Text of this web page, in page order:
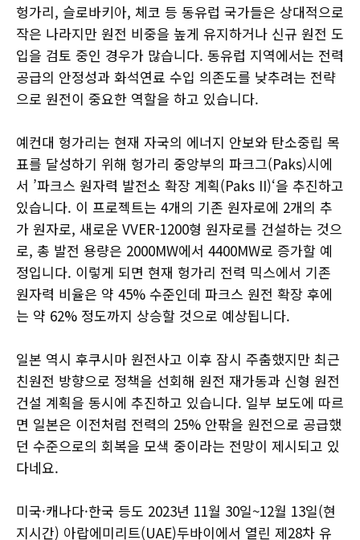
헝가리, 슬로바키아, 체코 등 동유럽 국가들은 상대적으로
작은 나라지만 원전 비중을 높게 유지하거나 신규 원전 도
입을 검토 중인 경우가 많습니다. 동유럽 지역에서는 전력
공급의 안정성과 화석연료 수입 의존도를 낮추려는 전략
으로 원전이 중요한 역할을 하고 있습니다.
예컨대 헝가리는 현재 자국의 에너지 안보와 탄소중립 목
표를 달성하기 위해 헝가리 중앙부의 파크그(Paks)시에
서 ’파크스 원자력 발전소 확장 계획(Paks II)‘을 추진하고
있습니다. 이 프로젝트는 4개의 기존 원자로에 2개의 추
가 원자로, 새로운 VVER-1200형 원자로를 건설하는 것으
로, 총 발전 용량은 2000MW에서 4400MW로 증가할 예
정입니다. 이렇게 되면 현재 헝가리 전력 믹스에서 기존
원자력 비율은 약 45% 수준인데 파크스 원전 확장 후에
는 약 62% 정도까지 상승할 것으로 예상됩니다.
일본 역시 후쿠시마 원전사고 이후 잠시 주춤했지만 최근
친원전 방향으로 정책을 선회해 원전 재가동과 신형 원전
건설 계획을 동시에 추진하고 있습니다. 일부 보도에 따르
면 일본은 이전처럼 전력의 25% 안팎을 원전으로 공급했
던 수준으로의 회복을 모색 중이라는 전망이 제시되고 있
다네요.
미국·캐나다·한국 등도 2023년 11월 30일~12월 13일(현
지시간) 아랍에미리트(UAE)두바이에서 열린 제28차 유